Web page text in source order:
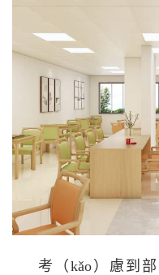
考（kǎo）慮到